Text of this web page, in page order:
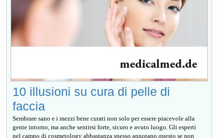
10 illusioni su cura di pelle di
faccia
Sembrare sano e i mezzi bene curati non solo per essere piacevole alla
gente intorno, ma anche sentirsi forte, sicuro e avuto luogo. Gli esperti
nel campo di cosmetology abbastanza spesso annotano questo se non